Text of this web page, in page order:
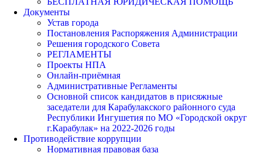
Документы
Устав города
Постановления Распоряжения Администрации
Решения городского Совета
РЕГЛАМЕНТЫ
Проекты НПА
Онлайн-приёмная
Административные Регламенты
Основной список кандидатов в присяжные
заседатели для Карабулакского районного суда
Республики Ингушетия по МО «Городской округ
г.Карабулак» на 2022-2026 годы
Противодействие коррупции
Нормативная правовая база